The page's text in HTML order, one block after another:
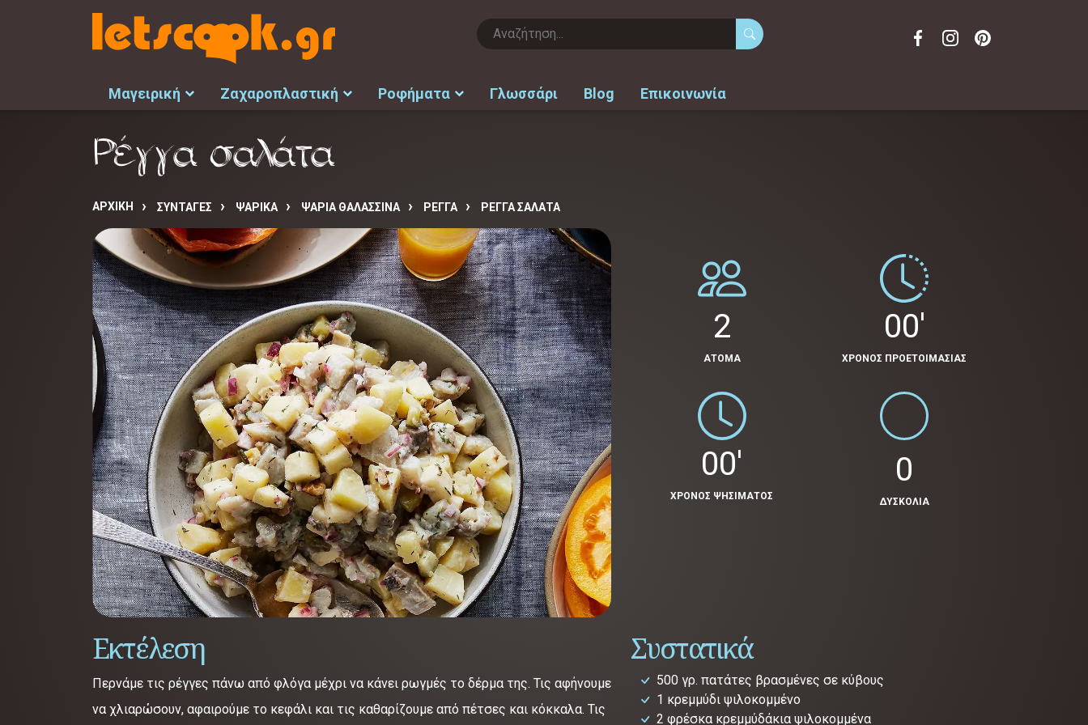
Μαγειρική Ζαχαροπλαστική Ροφήματα Γλωσσάρι Blog Επικοινωνία
Ρέγγα σαλάτα
ΑΡΧΙΚΉ ΣΥΝΤΑΓΈΣ ΨΑΡΙΚΑ ΨΑΡΙΑ ΘΑΛΑΣΣΙΝΑ ΡΕΓΓΑ ΡΈΓΓΑ ΣΑΛΆΤΑ
2
ΑΤΟΜΑ
00'
ΧΡΟΝΟΣ ΠΡΟΕΤΟΙΜΑΣΙΑΣ
00'
ΧΡΟΝΟΣ ΨΗΣΙΜΑΤΟΣ
0
ΔΥΣΚΟΛΙΑ
Συστατικά
500 γρ. πατάτες βρασμένες σε κύβους
1 κρεμμύδι ψιλοκομμένο
2 φρέσκα κρεμμύδάκια ψιλοκομμένα
Εκτέλεση
Περνάμε τις ρέγγες πάνω από φλόγα μέχρι να κάνει ρωγμές το δέρμα της. Τις αφήνουμε
να χλιαρώσουν, αφαιρούμε το κεφάλι και τις καθαρίζουμε από πέτσες και κόκκαλα. Τις